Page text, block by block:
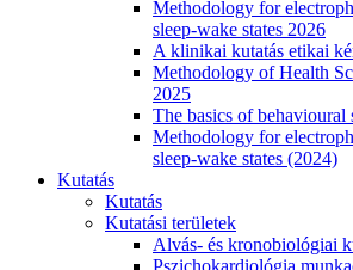
Methodology for
sleep-wake states 2026
A klinikai kutatás etikai
Methodology of Health
2025
The basics of behavioural
Methodology for
sleep-wake states (2024)
Kutatás
Kutatás
Kutatási területek
Alvás- és kronobiológiai
Pszichokardiológia